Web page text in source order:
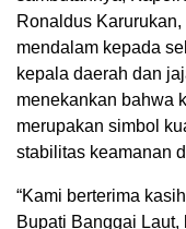
Ronaldus
mendalam kepada
kepala daerah dan
menekankan bahwa
merupakan simbol
stabilitas keamanan
“Kami berterima
Bupati Banggai